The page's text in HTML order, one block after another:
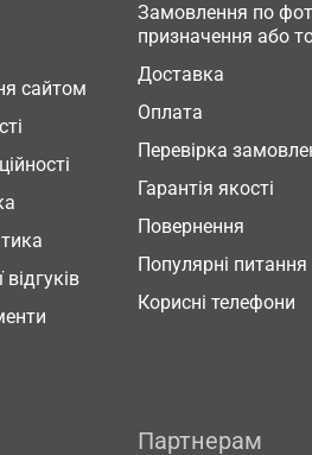
сайтом
відгуків
Замовлення по
призначення або
Доставка
Оплата
Перевірка
Гарантія якості
Повернення
Популярні питання
Корисні телефони
Партнерам